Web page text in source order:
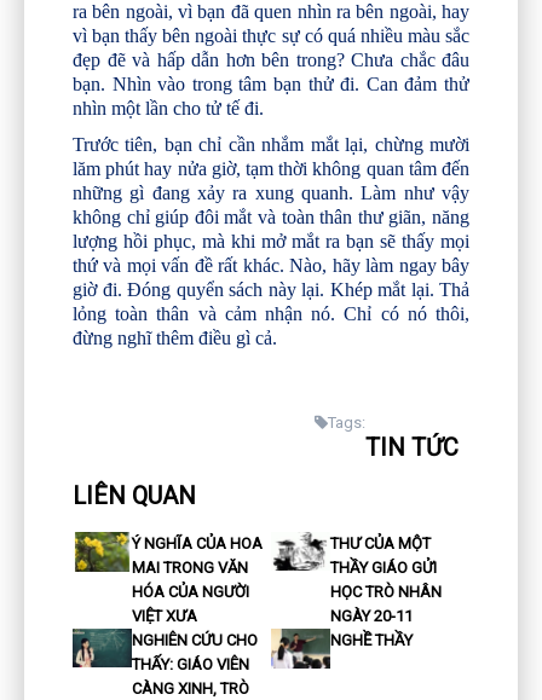
ra bên ngoài, vì bạn đã quen nhìn ra bên ngoài, hay
vì bạn thấy bên ngoài thực sự có quá nhiều màu sắc
đẹp đẽ và hấp dẫn hơn bên trong? Chưa chắc đâu
bạn. Nhìn vào trong tâm bạn thử đi. Can đảm thử
nhìn một lần cho tử tế đi.
Trước tiên, bạn chỉ cần nhắm mắt lại, chừng mười
lăm phút hay nửa giờ, tạm thời không quan tâm đến
những gì đang xảy ra xung quanh. Làm như vậy
không chỉ giúp đôi mắt và toàn thân thư giãn, năng
lượng hồi phục, mà khi mở mắt ra bạn sẽ thấy mọi
thứ và mọi vấn đề rất khác. Nào, hãy làm ngay bây
giờ đi. Đóng quyển sách này lại. Khép mắt lại. Thả
lỏng toàn thân và cảm nhận nó. Chỉ có nó thôi,
đừng nghĩ thêm điều gì cả.
Tags:
TIN TỨC
LIÊN QUAN
Ý NGHĨA CỦA HOA
MAI TRONG VĂN
HÓA CỦA NGƯỜI
VIỆT XƯA
THƯ CỦA MỘT
THẦY GIÁO GỬI
HỌC TRÒ NHÂN
NGÀY 20-11
NGHIÊN CỨU CHO
THẤY: GIÁO VIÊN
CÀNG XINH, TRÒ
NGHỀ THẦY